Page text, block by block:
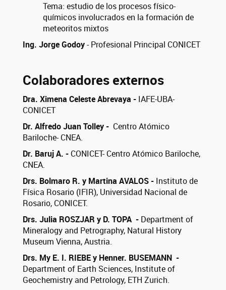
Tema: estudio de los procesos físico-
químicos involucrados en la formación de
meteoritos mixtos
Ing. Jorge Godoy- Profesional Principal CONICET
Colaboradores externos
Dra. Ximena Celeste Abrevaya - IAFE-UBA-
CONICET
Dr. Alfredo Juan Tolley - Centro Atómico
Bariloche- CNEA.
Dr. Baruj A. - CONICET- Centro Atómico Bariloche,
CNEA.
Drs. Bolmaro R. y Martina AVALOS - Instituto de
Física Rosario (IFIR), Universidad Nacional de
Rosario, CONICET.
Drs. Julia ROSZJAR y D. TOPA - Department of
Mineralogy and Petrography, Natural History
Museum Vienna, Austria.
Drs. My E. I. RIEBE y Henner. BUSEMANN -
Department of Earth Sciences, Institute of
Geochemistry and Petrology, ETH Zurich.